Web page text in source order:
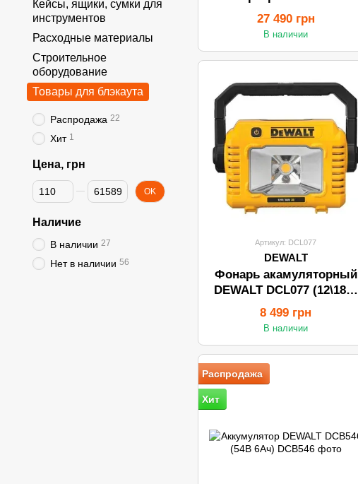
FRGG40i (4.0кВт)
27 490 грн
В наличии
Артикул: DCL077
DEWALT
Фонарь акамуляторный
DEWALT DCL077 (12\18В/
каркас)
8 499 грн
В наличии
Распродажа
Хит
Кейсы, ящики, сумки для
инструментов
Расходные материалы
Строительное
оборудование
Товары для блэкаута
Распродажа 22
Хит 1
Цена, грн
От Цена, грн
До Цена, грн OK
Наличие
В наличии 27
Нет в наличии 56